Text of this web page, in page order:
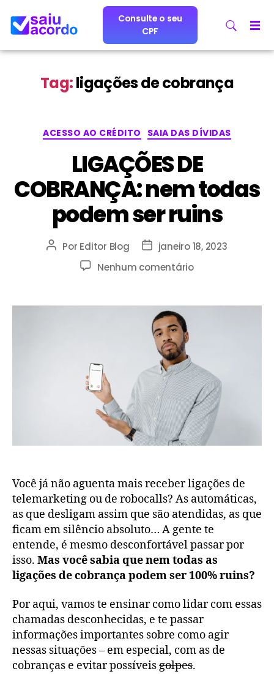
Consulte o seu
CPF
Tag:ligações de cobrança
ACESSO AO CRÉDITO SAIA DAS DÍVIDAS
LIGAÇÕES DE
COBRANÇA: nem todas
podem ser ruins
Por Editor Blog
janeiro 18, 2023
Nenhum comentário
Você já não aguenta mais receber ligações de
telemarketing ou de robocalls? As automáticas,
as que desligam assim que são atendidas, as que
ficam em silêncio absoluto… A gente te
entende, é mesmo desconfortável passar por
isso. Mas você sabia que nem todas as
ligações de cobrança podem ser 100% ruins?
Por aqui, vamos te ensinar como lidar com essas
chamadas desconhecidas, e te passar
informações importantes sobre como agir
nessas situações – em especial, com as de
cobranças e evitar possíveisgolpes.